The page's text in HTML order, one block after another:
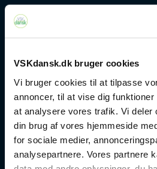
VSKdansk.dk bruger cookies
Vi bruger cookies til at tilpasse
annoncer, til at vise dig
at analysere vores trafik. Vi deler
din brug af vores hjemmeside
for sociale medier,
analysepartnere. Vores partnere
VSK Corporate
Danskuddannelse
FVU